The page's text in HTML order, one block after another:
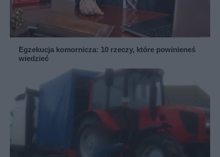
Egzekucja komornicza: 10 rzeczy, które powinieneś
wiedzieć